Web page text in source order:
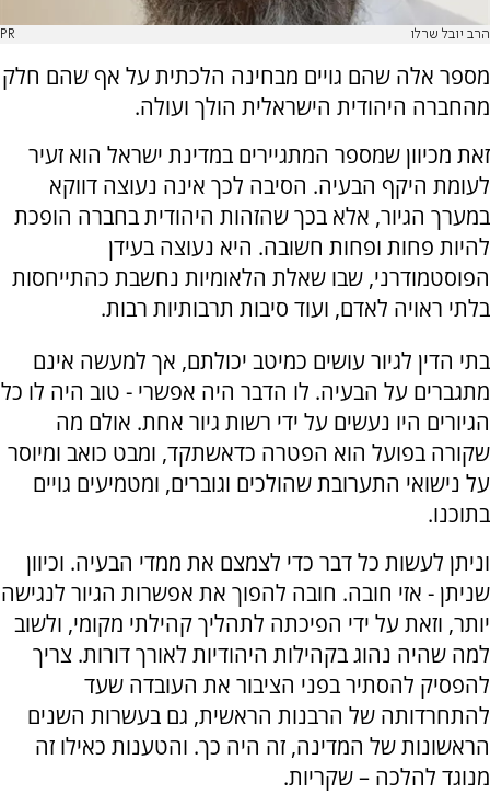
הרב יובל שרלו PR
מספר אלה שהם גויים מבחינה הלכתית על אף שהם חלק
מהחברה היהודית הישראלית הולך ועולה.
זאת מכיוון שמספר המתגיירים במדינת ישראל הוא זעיר
לעומת היקף הבעיה. הסיבה לכך אינה נעוצה דווקא
במערך הגיור, אלא בכך שהזהות היהודית בחברה הופכת
להיות פחות ופחות חשובה. היא נעוצה בעידן
הפוסטמודרני, שבו שאלת הלאומיות נחשבת כהתייחסות
בלתי ראויה לאדם, ועוד סיבות תרבותיות רבות.
בתי הדין לגיור עושים כמיטב יכולתם, אך למעשה אינם
מתגברים על הבעיה. לו הדבר היה אפשרי - טוב היה לו כל
הגיורים היו נעשים על ידי רשות גיור אחת. אולם מה
שקורה בפועל הוא הפטרה כדאשתקד, ומבט כואב ומיוסר
על נישואי התערובת שהולכים וגוברים, ומטמיעים גויים
בתוכנו.
וניתן לעשות כל דבר כדי לצמצם את ממדי הבעיה. וכיוון
שניתן - אזי חובה. חובה להפוך את אפשרות הגיור לנגישה
יותר, וזאת על ידי הפיכתה לתהליך קהילתי מקומי, ולשוב
למה שהיה נהוג בקהילות היהודיות לאורך דורות. צריך
להפסיק להסתיר בפני הציבור את העובדה שעד
להתחרדותה של הרבנות הראשית, גם בעשרות השנים
הראשונות של המדינה, זה היה כך. והטענות כאילו זה
מנוגד להלכה – שקריות.